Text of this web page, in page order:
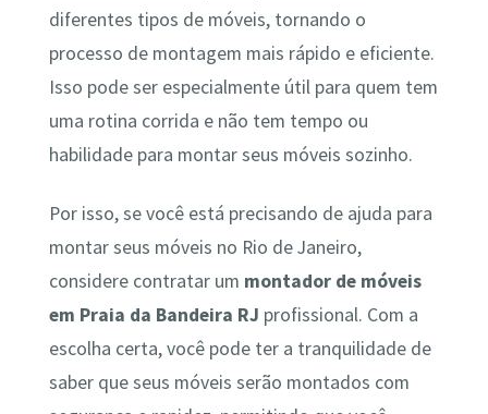
diferentes tipos de móveis, tornando o
processo de montagem mais rápido e eficiente.
Isso pode ser especialmente útil para quem tem
uma rotina corrida e não tem tempo ou
habilidade para montar seus móveis sozinho.
Por isso, se você está precisando de ajuda para
montar seus móveis no Rio de Janeiro,
considere contratar um montador de móveis
em Praia da Bandeira RJ profissional. Com a
escolha certa, você pode ter a tranquilidade de
saber que seus móveis serão montados com